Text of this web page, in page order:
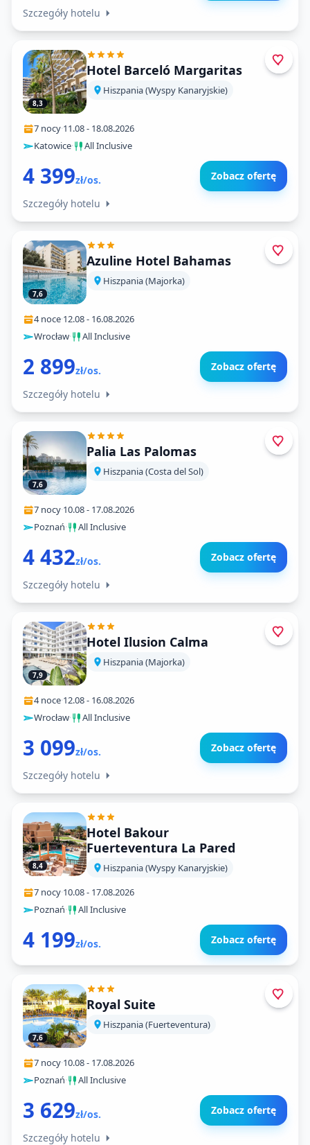
Szczegóły hotelu
8,3
Hotel Barceló Margaritas
Hiszpania (Wyspy Kanaryjskie)
7 nocy·11.08- 18.08.2026
Katowice· All Inclusive
4 399zł/os. Zobacz ofertę
Szczegóły hotelu
7,6
Azuline Hotel Bahamas
Hiszpania (Majorka)
4 noce·12.08- 16.08.2026
Wrocław· All Inclusive
2 899zł/os. Zobacz ofertę
Szczegóły hotelu
7,6
Palia Las Palomas
Hiszpania (Costa del Sol)
7 nocy·10.08- 17.08.2026
Poznań· All Inclusive
4 432zł/os. Zobacz ofertę
Szczegóły hotelu
7,9
Hotel Ilusion Calma
Hiszpania (Majorka)
4 noce·12.08- 16.08.2026
Wrocław· All Inclusive
3 099zł/os. Zobacz ofertę
Szczegóły hotelu
8,4
Hotel Bakour
Fuerteventura La Pared
Hiszpania (Wyspy Kanaryjskie)
7 nocy·10.08- 17.08.2026
Poznań· All Inclusive
4 199zł/os. Zobacz ofertę
7,6
Royal Suite
Hiszpania (Fuerteventura)
7 nocy·10.08- 17.08.2026
Poznań· All Inclusive
3 629zł/os. Zobacz ofertę
Szczegóły hotelu